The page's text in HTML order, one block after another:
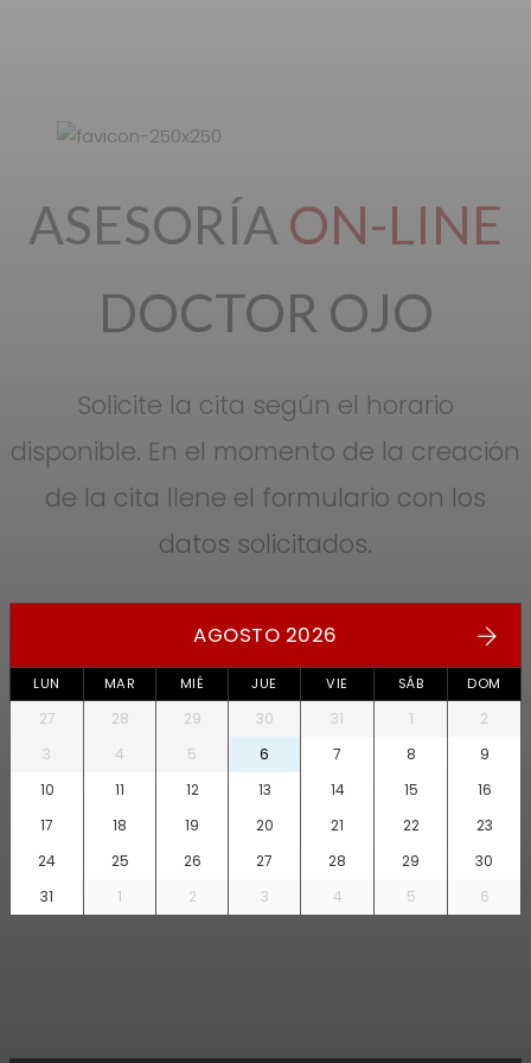
ASESORÍA ON-LINE
DOCTOR OJO
Solicite la cita según el horario
disponible. En el momento de la creación
de la cita llene el formulario con los
datos solicitados.
AGOSTO 2026
LUN MAR MIÉ JUE VIE SÁB DOM
27 28 29 30 31 1
2
3
4 5 6 7 8
9
10
11 12 13 14 15
16
17
18 19 20 21 22
23
24
25 26 27 28 29
30
31
1 2 3 4 5 6